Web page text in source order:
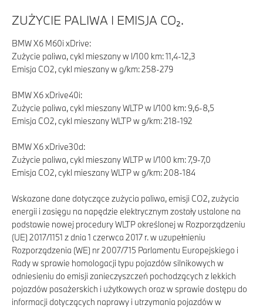
ZUŻYCIE PALIWA I EMISJA CO₂.
BMW X6 M60i xDrive:
Zużycie paliwa, cykl mieszany w l/100 km: 11,4-12,3
Emisja CO2, cykl mieszany w g/km: 258-279
BMW X6 xDrive40i:
Zużycie paliwa, cykl mieszany WLTP w l/100 km: 9,6-8,5
Emisja CO2, cykl mieszany WLTP w g/km: 218-192
BMW X6 xDrive30d:
Zużycie paliwa, cykl mieszany WLTP w l/100 km: 7,9-7,0
Emisja CO2, cykl mieszany WLTP w g/km: 208-184
Wskazane dane dotyczące zużycia paliwa, emisji CO2, zużycia
energii i zasięgu na napędzie elektrycznym zostały ustalone na
podstawie nowej procedury WLTP określonej w Rozporządzeniu
(UE) 2017/1151 z dnia 1 czerwca 2017 r. w uzupełnieniu
Rozporządzenia (WE) nr 2007/715 Parlamentu Europejskiego i
Rady w sprawie homologacji typu pojazdów silnikowych w
odniesieniu do emisji zanieczyszczeń pochodzących z lekkich
pojazdów pasażerskich i użytkowych oraz w sprawie dostępu do
informacji dotyczących naprawy i utrzymania pojazdów w